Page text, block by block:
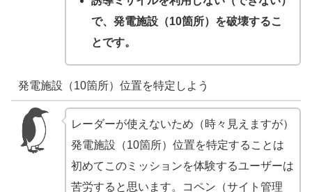
で、発電施設（10箇所）を破壊するこ
とです。
発電施設（10箇所）位置を特定しよう
レーダーが使えないため（時々見えますが）
発電施設（10箇所）位置を特定することは
初めてこのミッションを体験するユーザーは
苦労すると思います。コペン（サイト管理